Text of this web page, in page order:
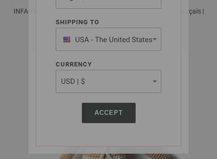
SHIPPING TO
USA - The United States
of America
CURRENCY
ACCEPT
INFANTI No. 19 - Magazine allemand + explications en français |
Modèle 38